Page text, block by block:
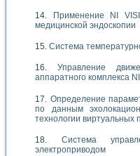
Применение NI
медицинской эндоскопии
Система
Управление
аппаратного комплекса
Определение
по данным
технологии виртуальных
Система
электроприводом